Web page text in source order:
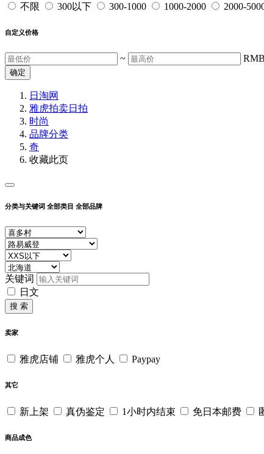
不限 300以下 300-1000 1000-2000 2000-
自定义价格
~ RMB
确定
日淘网
雅虎拍卖日拍
时尚
品牌分类
奇
收藏此页
分类与关键词 全部类目 全部品牌
关键词
日文
搜 索
卖家
雅虎店铺 雅虎个人 Paypay
其它
新上架 真伪鉴定 1小时内结束 免日本邮费
商品成色